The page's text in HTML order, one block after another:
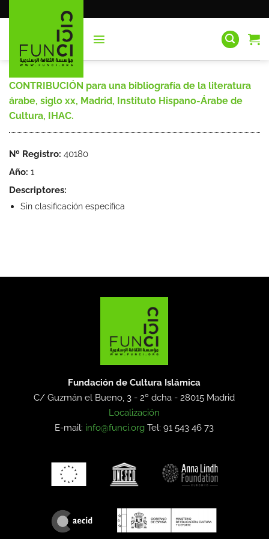
al
CONTRIBUCIÓN para una bibliografía de la literatura
árabe, siglo xx, Madrid, Instituto Hispano-Árabe de
Cultura, IHAC.
Nº Registro: 40180
Año: 1
Descriptores:
Sin clasificación específica
Fundación de Cultura Islámica
C/ Guzmán el Bueno, 3 - 2º dcha -28015 Madrid
Localización
E-mail: info@funci.org Tel: 91 543 46 73